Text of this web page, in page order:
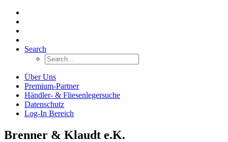
Search
Über Uns
Premium-Partner
Händler- & Fliesenlegersuche
Datenschutz
Log-In Bereich
Brenner & Klaudt e.K.